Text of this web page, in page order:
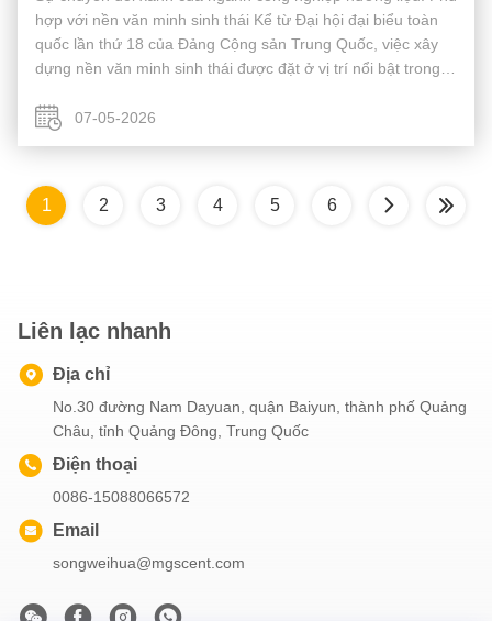
hợp với nền văn minh sinh thái Kể từ Đại hội đại biểu toàn
quốc lần thứ 18 của Đảng Cộng sản Trung Quốc, việc xây
dựng nền văn minh sinh thái được đặt ở vị trí nổi bật trong
tươi tốt là ...
07-05-2026
1 2 3 4 5 6
Liên lạc nhanh
Địa chỉ
No.30 đường Nam Dayuan, quận Baiyun, thành phố Quảng
Châu, tỉnh Quảng Đông, Trung Quốc
Điện thoại
0086-15088066572
Email
songweihua@mgscent.com